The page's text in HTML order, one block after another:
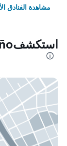
مشاهدة الفنادق
استكشفPunta Engaño, لابو-لابو ستي